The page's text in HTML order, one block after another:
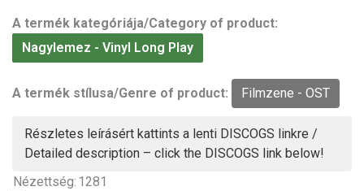
A termék kategóriája/Category of product:
Nagylemez - Vinyl Long Play
A termék stílusa/Genre of product: Filmzene - OST
Részletes leírásért kattints a lenti DISCOGS linkre /
Detailed description – click the DISCOGS link below!
Nézettség: 1281